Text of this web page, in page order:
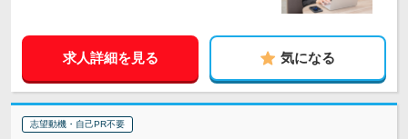
求人詳細を見る 気になる
志望動機・自己PR不要